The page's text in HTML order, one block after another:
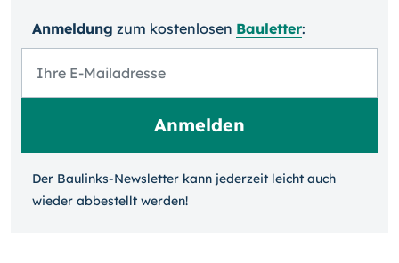
Anmeldung zum kosten­losen Bauletter:
Der Baulinks-Newsletter kann jeder­zeit leicht auch
wieder ab­bestellt werden!